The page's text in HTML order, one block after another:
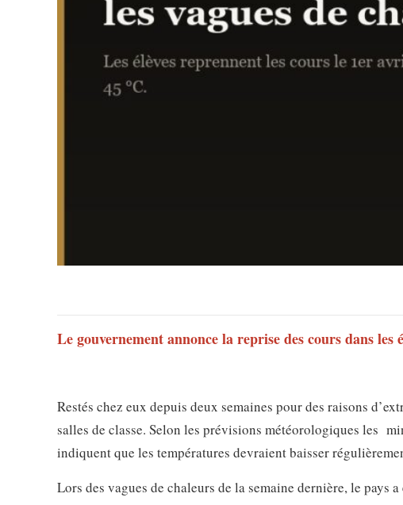
Le gouvernement annonce la reprise des cours dans
Restés chez eux depuis deux semaines pour des raisons
salles de classe. Selon les prévisions météorologiques les
indiquent que les températures devraient baisser
Lors des vagues de chaleurs de la semaine dernière, le pays